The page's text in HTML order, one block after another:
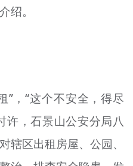
绍。
”，“这个不安全，得尽
，石景山公安分局八
辖区出租房屋、公园、